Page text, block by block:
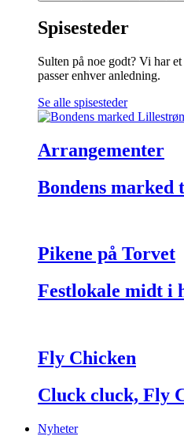
Spisesteder
Sulten på noe godt? Vi har
passer enhver anledning.
Se alle spisesteder
Arrangementer
Bondens
Pikene på Torvet
Festlokale midt i
Fly Chicken
Cluck cluck, Fly
Nyheter